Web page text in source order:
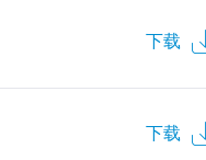
下载
下载